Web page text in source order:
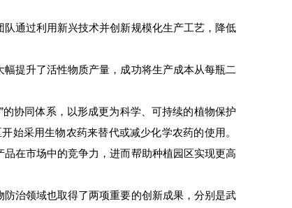
通过利用新兴技术并创新规模化生产工艺，降低
提升了活性物质产量，成功将生产成本从每瓶二
协同体系，以形成更为科学、可持续的植物保护
始采用生物农药来替代或减少化学农药的使用。
在市场中的竞争力，进而帮助种植园区实现更高
治领域也取得了两项重要的创新成果，分别是武